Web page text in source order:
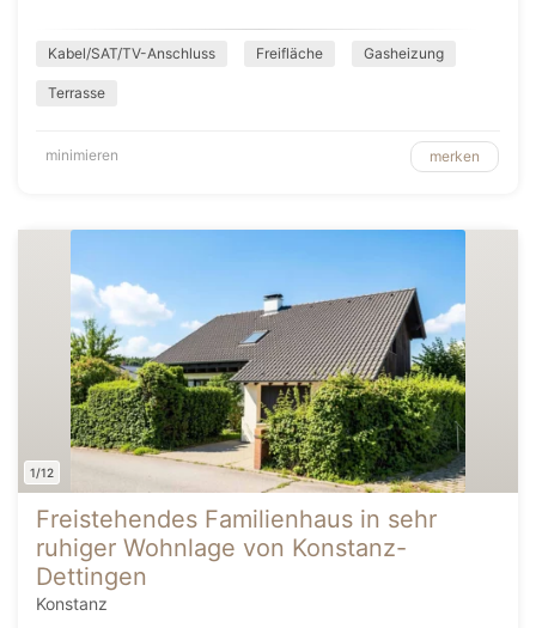
Kabel/SAT/TV-Anschluss Freifläche Gasheizung
Terrasse
minimieren merken
1/12
Freistehendes Familienhaus in sehr
ruhiger Wohnlage von Konstanz-
Dettingen
Konstanz